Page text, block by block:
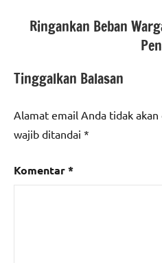
Ringankan Beban
Tinggalkan Balasan
Alamat email Anda tidak akan
wajib ditandai *
Komentar*